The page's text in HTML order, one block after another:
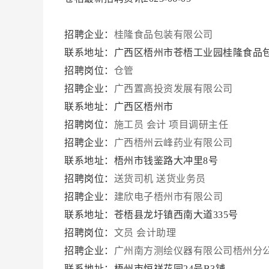
招聘企业： 桂隆食品包装有限公司
联系地址：广西区梧州市苍梧工业园桂隆食品
招聘岗位： 仓管
招聘企业： 广西置高投资发展有限公司
联系地址：广西区梧州市
招聘岗位： 施工员 会计 项目调研主任
招聘企业： 广西梧州云峰药业有限公司
联系地址：梧州市钱鉴路大冲里8号
招聘岗位： 送货司机 送货业务员
招聘企业： 建欣电子梧州市有限公司
联系地址：苍梧县龙圩镇西南大道335号
招聘岗位： 文员 会计助理
招聘企业： 广州南方测绘仪器有限公司梧州分